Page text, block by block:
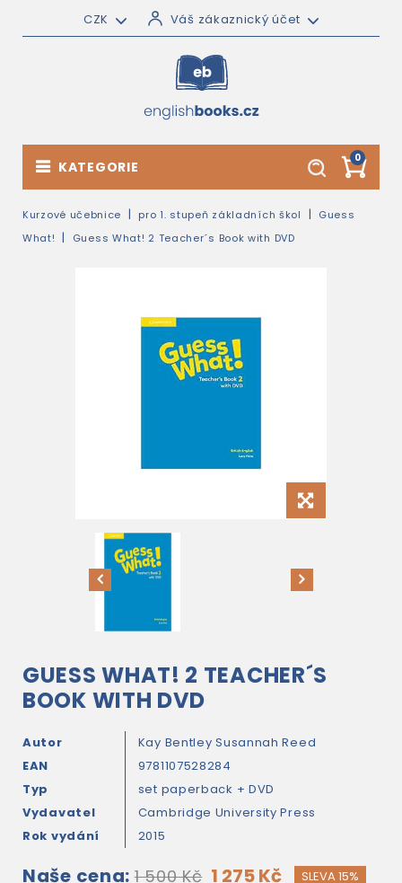
CZK Váš zákaznický účet
0
KATEGORIE
Kurzové učebnice pro 1. stupeň základních škol
Guess
What!
Guess What! 2 Teacher´s Book with DVD
GUESS WHAT! 2 TEACHER´S
BOOK WITH DVD
Autor Kay BentleySusannah Reed
EAN
9781107528284
Typ
set paperback + DVD
Vydavatel
Cambridge University Press
Rok vydání
2015
Naše cena: 1 500 Kč 1 275 Kč SLEVA 15%